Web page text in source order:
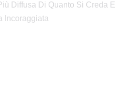
Diffusa Di Quanto Si Creda E
Incoraggiata